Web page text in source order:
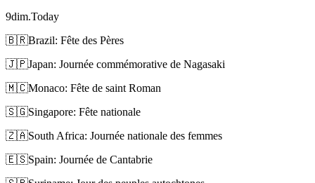
9dim.Today
🇧🇷Brazil: Fête des Pères
🇯🇵Japan: Journée commémorative de Nagasaki
🇲🇨Monaco: Fête de saint Roman
🇸🇬Singapore: Fête nationale
🇿🇦South Africa: Journée nationale des femmes
🇪🇸Spain: Journée de Cantabrie